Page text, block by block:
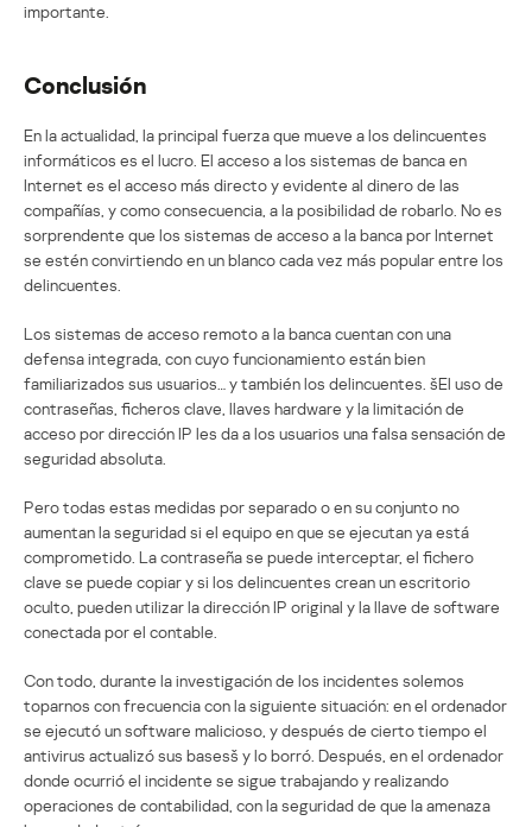
importante.
Conclusión
En la actualidad, la principal fuerza que mueve a los delincuentes
informáticos es el lucro. El acceso a los sistemas de banca en
Internet es el acceso más directo y evidente al dinero de las
compañías, y como consecuencia, a la posibilidad de robarlo. No es
sorprendente que los sistemas de acceso a la banca por Internet
se estén convirtiendo en un blanco cada vez más popular entre los
delincuentes.
Los sistemas de acceso remoto a la banca cuentan con una
defensa integrada, con cuyo funcionamiento están bien
familiarizados sus usuarios… y también los delincuentes. šEl uso de
contraseñas, ficheros clave, llaves hardware y la limitación de
acceso por dirección IP les da a los usuarios una falsa sensación de
seguridad absoluta.
Pero todas estas medidas por separado o en su conjunto no
aumentan la seguridad si el equipo en que se ejecutan ya está
comprometido. La contraseña se puede interceptar, el fichero
clave se puede copiar y si los delincuentes crean un escritorio
oculto, pueden utilizar la dirección IP original y la llave de software
conectada por el contable.
Con todo, durante la investigación de los incidentes solemos
toparnos con frecuencia con la siguiente situación: en el ordenador
se ejecutó un software malicioso, y después de cierto tiempo el
antivirus actualizó sus basesš y lo borró. Después, en el ordenador
donde ocurrió el incidente se sigue trabajando y realizando
operaciones de contabilidad, con la seguridad de que la amenaza